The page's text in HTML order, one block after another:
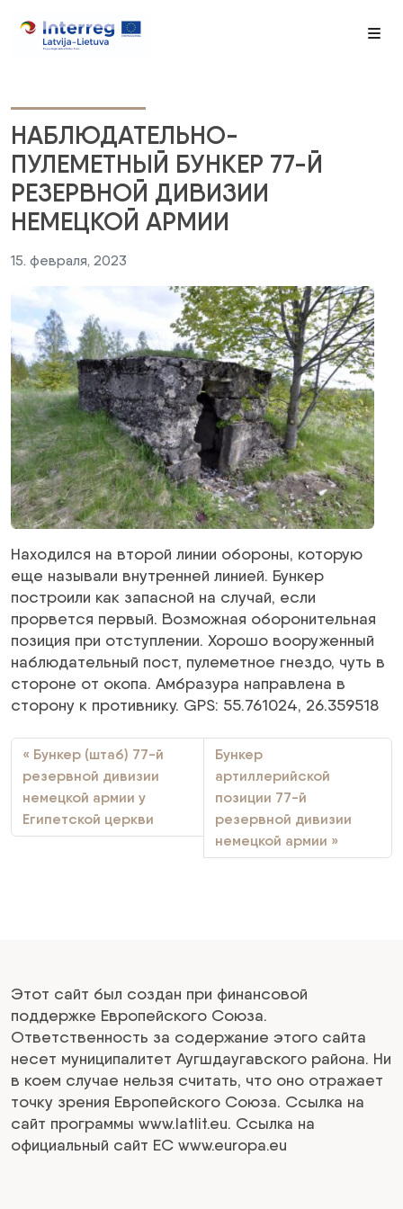
НАБЛЮДАТЕЛЬНО-
ПУЛЕМЕТНЫЙ БУНКЕР 77-Й
РЕЗЕРВНОЙ ДИВИЗИИ
НЕМЕЦКОЙ АРМИИ
15. февраля, 2023
Находился на второй линии обороны, которую
еще называли внутренней линией. Бункер
построили как запасной на случай, если
прорвется первый. Возможная оборонительная
позиция при отступлении. Хорошо вооруженный
наблюдательный пост, пулеметное гнездо, чуть в
стороне от окопа. Амбразура направлена в
сторону к противнику. GPS: 55.761024, 26.359518
Бункер (штаб) 77-й
резервной дивизии
немецкой армии у
Египетской церкви
Бункер
артиллерийской
позиции 77-й
резервной дивизии
немецкой армии
Этот сайт был создан при финансовой
поддержке Европейского Союза.
Ответственность за содержание этого сайта
несет муниципалитет Аугшдаугавского района. Ни
в коем случае нельзя считать, что оно отражает
точку зрения Европейского Союза. Ссылка на
сайт программы www.latlit.eu. Ссылка на
официальный сайт ЕС www.europa.eu